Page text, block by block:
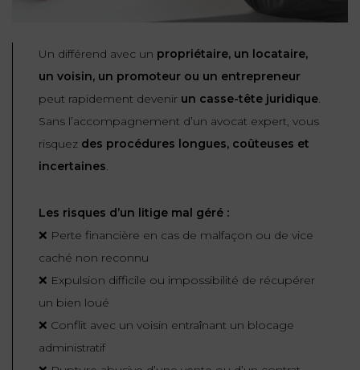
Un différend avec un propriétaire, un locataire,
un voisin, un promoteur ou un entrepreneur
peut rapidement devenir un casse-tête juridique
Sans l’accompagnement d’un avocat expert, vous
risquez des procédures longues, coûteuses et
incertaines
Les risques d’un litige mal géré :
❌ Perte financière en cas de malfaçon ou de vice
caché non reconnu
❌ Expulsion difficile ou impossibilité de récupérer
un bien loué
❌ Conflit avec un voisin entraînant un blocage
administratif